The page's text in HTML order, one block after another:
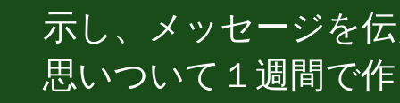
示し、メッセージを
思いついて１週間で